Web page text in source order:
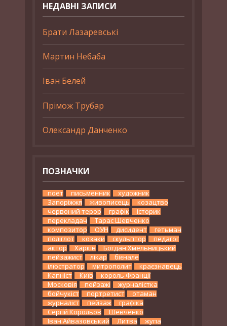
НЕДАВНІ ЗАПИСИ
Брати Лазаревські
Мартин Небаба
Іван Белей
Прімож Трубар
Олександр Данченко
ПОЗНАЧКИ
поет письменник
художник
Запоріжжя
живописець
козацтво
червоний терор
графік
історик
перекладач
Тарас Шевченко
композитор
ОУН дисидент
гетьман
поліглот
козаки скульптор
педагог
актор
Харків
Богдан Хмельницький
пейзажист
лікар
бієнале
ілюстратор
митрополит
краєзнавець
Капніст
Київ
король Франції
Московія
пейзажі
журналістка
бойчукіст
портретист
отаман
журналіст
пейзаж
графіка
Сергій Корольов
Шевченко
Іван Айвазовський
Литва жупа